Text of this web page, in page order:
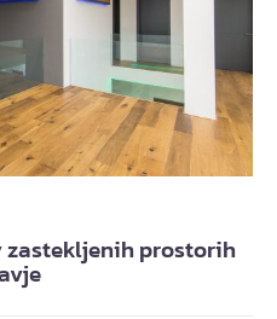
zastekljenih prostorih